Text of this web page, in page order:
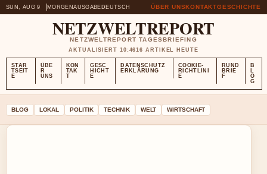
SUN, AUG 9 MORGENAUSGABE DEUTSCH ÜBER UNSKONTAKTGESCHICHTE
NETZWELTREPORT
NETZWELTREPORT TAGESBRIEFING
AKTUALISIERT 10:4616 ARTIKEL HEUTE
STAR
TSEIT
E
ÜBE
R
UNS
KON
TAK
T
GESC
HICHT
E
DATENSCHUTZ
ERKLÄRUNG
COOKIE-
RICHTLINI
E
RUND
BRIE
F
B
L
O
G
BLOG LOKAL POLITIK TECHNIK WELT WIRTSCHAFT